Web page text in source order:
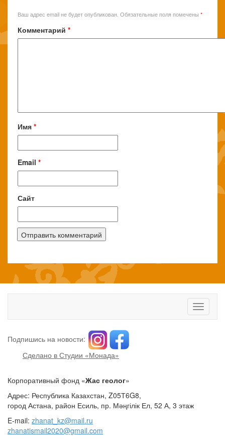
Ваш адрес email не будет опубликован. Обязательные поля помечены *
Комментарий *
Имя *
Email *
Сайт
Toggle
Подпишись на новости:
Сделано в Студии «Монада»
Корпоративный фонд «Жас геолог»
Адрес: Республика Казахстан, Z05Т6G8,
город Астана, район Есиль, пр. Мәңгілік Ел, 52 А, 3 этаж
E-mail: zhanat_kz@mail.ru
zhanatismail2020@gmail.com